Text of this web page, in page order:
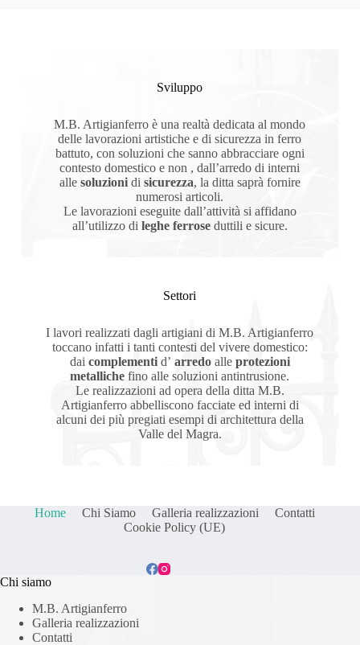
Sviluppo
M.B. Artigianferro è una realtà dedicata al mondo
delle lavorazioni artistiche e di sicurezza in ferro
battuto, con soluzioni che sanno abbracciare ogni
contesto domestico e non , dall’arredo di interni
alle soluzioni di sicurezza, la ditta saprà fornire
numerosi articoli.
Le lavorazioni eseguite dall’attività si affidano
all’utilizzo di leghe ferroseduttili e sicure.
Settori
I lavori realizzati dagli artigiani di M.B. Artigianferro
toccano infatti i tanti contesti del vivere domestico:
dai complementi d’ arredoalle protezioni
metalliche fino alle soluzioni antintrusione.
Le realizzazioni ad opera della ditta M.B.
Artigianferro abbelliscono facciate ed interni di
alcuni dei più pregiati esempi di architettura della
Valle del Magra.
Home Chi Siamo Galleria realizzazioni
Contatti
Cookie Policy (UE)
Chi siamo
M.B. Artigianferro
Galleria realizzazioni
Contatti